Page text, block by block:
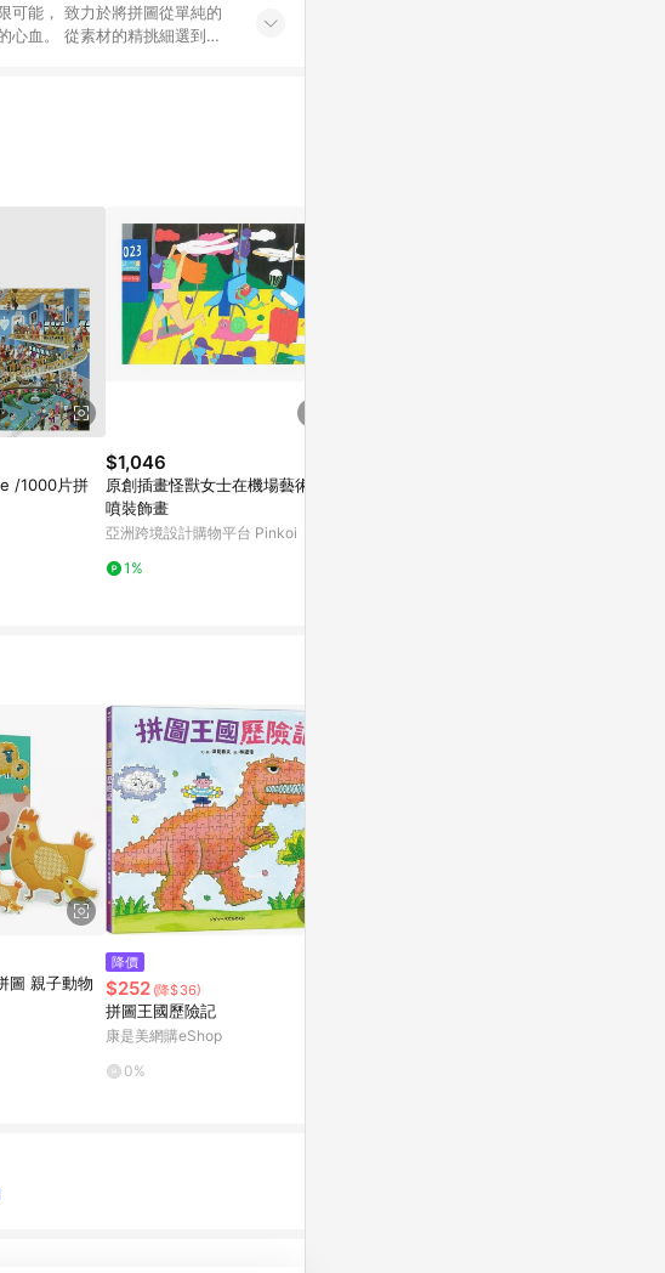
從單純的
/1000片拼
$1,046
原創插畫怪獸女士在機場藝術微
噴裝飾畫
亞洲跨境設計購物平台 Pinkoi
1%
圖 親子動物
降價
$252 (降$36)
拼圖王國歷險記
康是美網購eShop
0%